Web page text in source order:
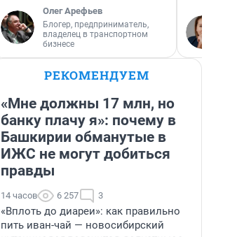
Олег Арефьев
Блогер, предприниматель,
владелец в транспортном
бизнесе
РЕКОМЕНДУЕМ
«Мне должны 17 млн, но
банку плачу я»: почему в
Башкирии обманутые в
ИЖС не могут добиться
правды
14 часов 6 257 3
«Вплоть до диареи»: как правильно
пить иван-чай — новосибирский